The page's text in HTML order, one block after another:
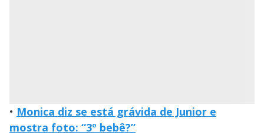
• Monica diz se está grávida de Junior e
mostra foto: “3º bebê?”